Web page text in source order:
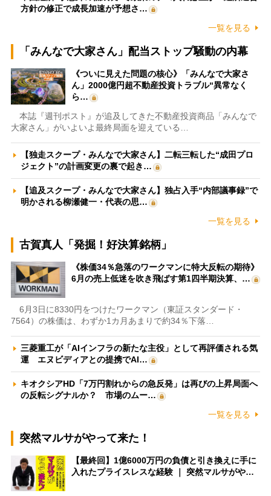
方針の修正で成長加速が予想さ…
一覧を見る
「みんなで大家さん」配当ストップ騒動の内幕
《ついに見えた問題の核心》「みんなで大家さ
ん」2000億円超不動産投資トラブル“異常なく
ら…
本誌『週刊ポスト』が追及してきた不動産投資商品「みんなで
大家さん」がいよいよ最終局面を迎えている…
【独走スクープ・みんなで大家さん】二転三転した“成田プロ
ジェクト”の計画変更の裏で起き…
【追及スクープ・みんなで大家さん】独占入手“内部議事録”で
明かされる柳瀬健一・代表の思…
一覧を見る
古賀真人「発掘！好決算銘柄」
《株価34％急落のワークマンに特大反転の期待》
6月の売上低迷を吹き飛ばす第1四半期決算、…
6月3日に8330円をつけたワークマン（東証スタンダード・
7564）の株価は、わずか1カ月あまりで約34％下落…
三菱重工が「AIインフラの新たな主役」として再評価される気
運 エヌビディアとの提携でAI…
キオクシアHD「7万円割れからの急反発」は再びの上昇局面へ
の反転シグナルか？ 市場のムー…
一覧を見る
突然マルサがやって来た！
【最終回】1億6000万円の負債と引き換えに手に
入れたプライスレスな経験 ｜ 突然マルサがや…